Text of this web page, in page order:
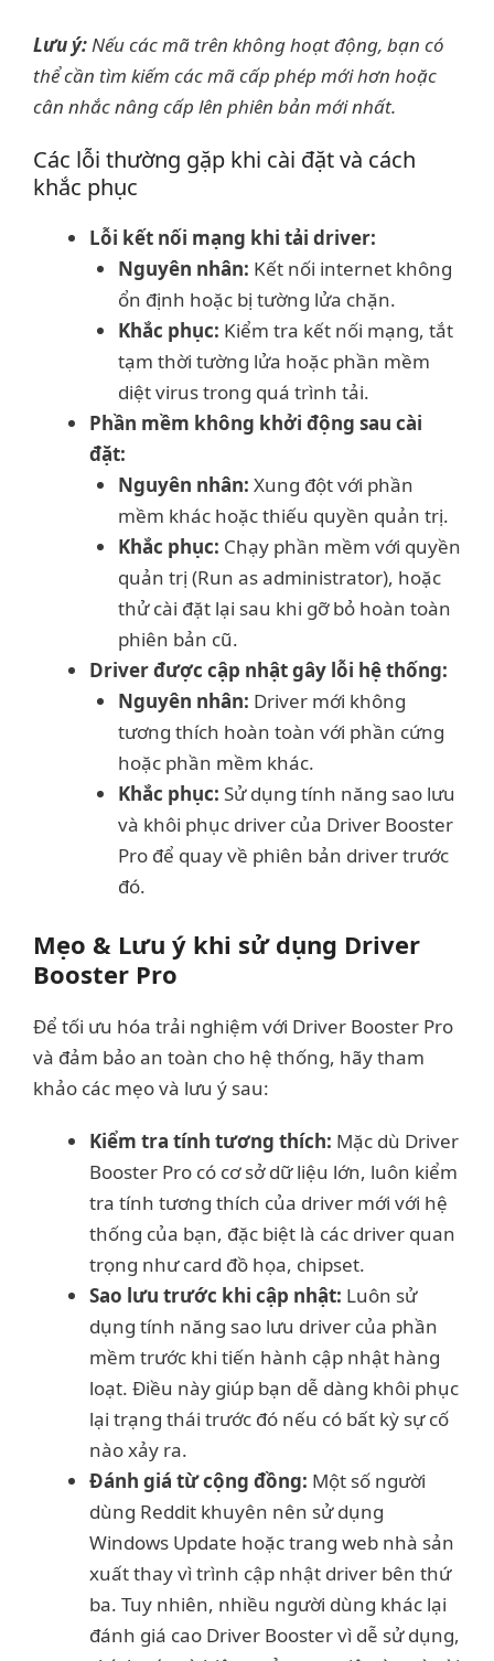
Lưu ý:Nếu các mã trên không hoạt động, bạn có
thể cần tìm kiếm các mã cấp phép mới hơn hoặc
cân nhắc nâng cấp lên phiên bản mới nhất.
Các lỗi thường gặp khi cài đặt và cách
khắc phục
Lỗi kết nối mạng khi tải driver:
Nguyên nhân: Kết nối internet không
ổn định hoặc bị tường lửa chặn.
Khắc phục: Kiểm tra kết nối mạng, tắt
tạm thời tường lửa hoặc phần mềm
diệt virus trong quá trình tải.
Phần mềm không khởi động sau cài
đặt:
Nguyên nhân: Xung đột với phần
mềm khác hoặc thiếu quyền quản trị.
Khắc phục: Chạy phần mềm với quyền
quản trị (Run as administrator), hoặc
thử cài đặt lại sau khi gỡ bỏ hoàn toàn
phiên bản cũ.
Driver được cập nhật gây lỗi hệ thống:
Nguyên nhân: Driver mới không
tương thích hoàn toàn với phần cứng
hoặc phần mềm khác.
Khắc phục: Sử dụng tính năng sao lưu
và khôi phục driver của Driver Booster
Pro để quay về phiên bản driver trước
đó.
Mẹo & Lưu ý khi sử dụng Driver
Booster Pro
Để tối ưu hóa trải nghiệm với Driver Booster Pro
và đảm bảo an toàn cho hệ thống, hãy tham
khảo các mẹo và lưu ý sau:
Kiểm tra tính tương thích: Mặc dù Driver
Booster Pro có cơ sở dữ liệu lớn, luôn kiểm
tra tính tương thích của driver mới với hệ
thống của bạn, đặc biệt là các driver quan
trọng như card đồ họa, chipset.
Sao lưu trước khi cập nhật: Luôn sử
dụng tính năng sao lưu driver của phần
mềm trước khi tiến hành cập nhật hàng
loạt. Điều này giúp bạn dễ dàng khôi phục
lại trạng thái trước đó nếu có bất kỳ sự cố
nào xảy ra.
Đánh giá từ cộng đồng: Một số người
dùng Reddit khuyên nên sử dụng
Windows Update hoặc trang web nhà sản
xuất thay vì trình cập nhật driver bên thứ
ba. Tuy nhiên, nhiều người dùng khác lại
đánh giá cao Driver Booster vì dễ sử dụng,